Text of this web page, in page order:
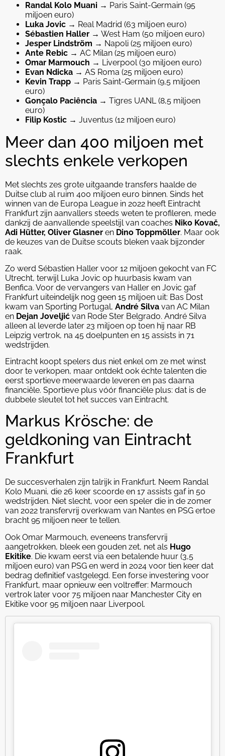
Randal Kolo Muani → Paris Saint-Germain (95
miljoen euro)
Luka Jovic → Real Madrid (63 miljoen euro)
Sébastien Haller → West Ham (50 miljoen euro)
Jesper Lindström → Napoli (25 miljoen euro)
Ante Rebic → AC Milan (25 miljoen euro)
Omar Marmouch → Liverpool (30 miljoen euro)
Evan Ndicka → AS Roma (25 miljoen euro)
Kevin Trapp → Paris Saint-Germain (9,5 miljoen
euro)
Gonçalo Paciência → Tigres UANL (8,5 miljoen
euro)
Filip Kostic → Juventus (12 miljoen euro)
Meer dan 400 miljoen met
slechts enkele verkopen
Met slechts zes grote uitgaande transfers haalde de
Duitse club al ruim 400 miljoen euro binnen. Sinds het
winnen van de Europa League in 2022 heeft Eintracht
Frankfurt zijn aanvallers steeds weten te profileren, mede
dankzij de aanvallende speelstijl van coaches Niko Kovač,
Adi Hütter, Oliver Glasner en Dino Toppmöller. Maar ook
de keuzes van de Duitse scouts bleken vaak bijzonder
raak.
Zo werd Sébastien Haller voor 12 miljoen gekocht van FC
Utrecht, terwijl Luka Jovic op huurbasis kwam van
Benfica. Voor de vervangers van Haller en Jovic gaf
Frankfurt uiteindelijk nog geen 15 miljoen uit: Bas Dost
kwam van Sporting Portugal, André Silva van AC Milan
en Dejan Joveljić van Rode Ster Belgrado. André Silva
alleen al leverde later 23 miljoen op toen hij naar RB
Leipzig vertrok, na 45 doelpunten en 15 assists in 71
wedstrijden.
Eintracht koopt spelers dus niet enkel om ze met winst
door te verkopen, maar ontdekt ook échte talenten die
eerst sportieve meerwaarde leveren en pas daarna
financiële. Sportieve plus vóór financiële plus: dat is de
dubbele sleutel tot het succes van Eintracht.
Markus Krösche: de
geldkoning van Eintracht
Frankfurt
De succesverhalen zijn talrijk in Frankfurt. Neem Randal
Kolo Muani, die 26 keer scoorde en 17 assists gaf in 50
wedstrijden. Niet slecht, voor een speler die in de zomer
van 2022 transfervrij overkwam van Nantes en PSG ertoe
bracht 95 miljoen neer te tellen.
Ook Omar Marmouch, eveneens transfervrij
aangetrokken, bleek een gouden zet, net als Hugo
Ekitike. Die kwam eerst via een betalende huur (3,5
miljoen euro) van PSG en werd in 2024 voor tien keer dat
bedrag definitief vastgelegd. Een forse investering voor
Frankfurt, maar opnieuw een voltreffer: Marmouch
vertrok later voor 75 miljoen naar Manchester City en
Ekitike voor 95 miljoen naar Liverpool.